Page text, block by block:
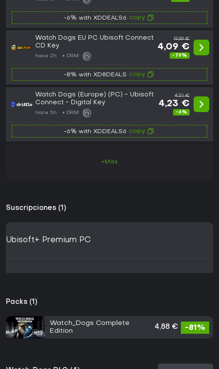
-6% with XDDEALS6 copy
Watch Dogs EU PC Ubisoft Connect
CD Key
hace 2h DRM:
19,99 €
4,09 €
-79%
-8% with XD8DEALS copy
Watch Dogs (Europe) (PC) - Ubisoft
Connect - Digital Key
hace 5h DRM:
4,51 €
4,23 €
-6%
-6% with XDDEALS6 copy
+Más
Suscripciones (1)
Ubisoft+ Premium PC
Packs (1)
Watch_Dogs Complete
Edition
4,88 € -81%